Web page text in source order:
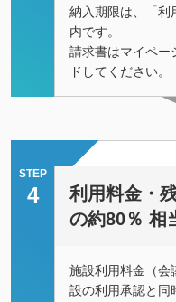
納入期限は、「利
内です。
請求書はマイペー
ドしてください。
STEP
4
利用料金・
の約80％ 相
施設利用料金（会
設の利用承認と同